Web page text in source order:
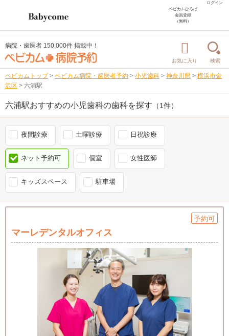
ログイン
ベビカムひろば
会員登録
（無料）
病院・歯医者 150,000件 掲載中！
お気に入り 検索
ベビカムトップ > ベビカム病院・歯医者予約 > 小児歯科 > 神奈川県 > 横浜市金
沢区 > 六浦駅
六浦駅おすすめの小児歯科の歯科を探す （1件）
夜間診療 土曜診療 日祝診療
ネット予約可 個室 女性医師
キッズスペース 駐車場
予約可
マーレデンタルオフィス